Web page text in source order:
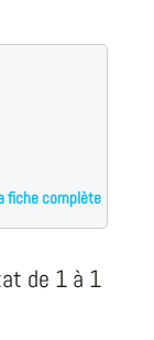
fiche complète
de 1 à 1